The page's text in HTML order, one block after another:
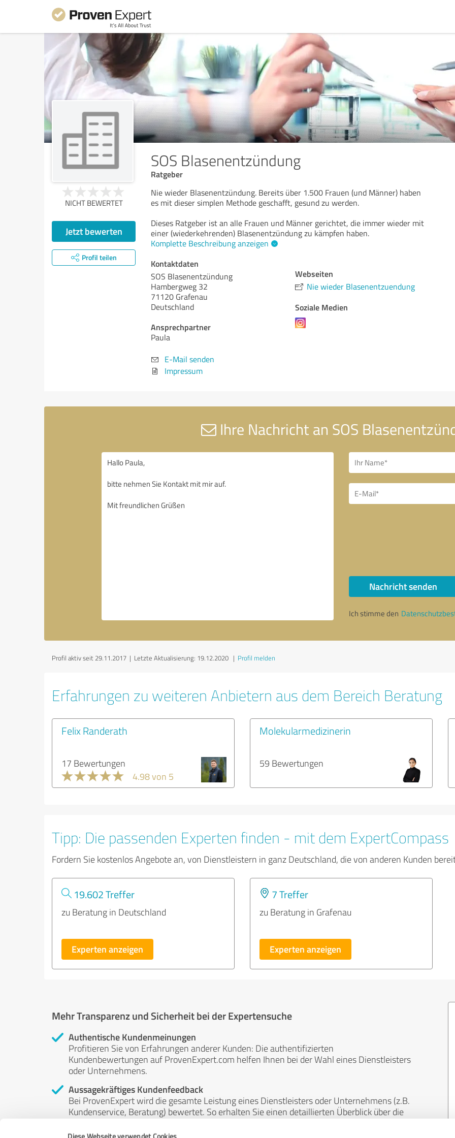
SOS Blasenentzündung
Ratgeber
NICHT BEWERTET
Jetzt bewerten
Profil teilen
Nie wieder Blasenentzündung. Bereits über 1.500 Frauen (und Männer) haben
es mit dieser simplen Methode geschafft, gesund zu werden.
Dieses Ratgeber ist an alle Frauen und Männer gerichtet, die immer wieder mit
einer (wiederkehrenden) Blasenentzündung zu kämpfen haben.
Komplette Beschreibung anzeigen
Kontaktdaten
SOS Blasenentzündung
Hambergweg 32
71120 Grafenau
Deutschland
Ansprechpartner
Paula
E-Mail senden
Impressum
Webseiten
Nie wieder Blasenentzuendung
Soziale Medien
Ihre Nachricht an SOS
Nachricht senden
Ich stimme den
Profil aktiv seit 29.11.2017 | Letzte Aktualisierung: 19.12.2020 | Profil melden
Erfahrungen zu weiteren Anbietern aus dem Bereich Beratung
Felix Randerath
17 Bewertungen
4.98 von 5
Molekularmedizinerin
59 Bewertungen
Tipp: Die passenden Experten finden - mit dem ExpertCompass
Fordern Sie kostenlos Angebote an, von Dienstleistern in ganz Deutschland, die von anderen Kunden
19.602 Treffer
zu Beratung in Deutschland
Experten anzeigen
7 Treffer
zu Beratung in Grafenau
Experten anzeigen
Mehr Transparenz und Sicherheit bei der Expertensuche
Authentische Kundenmeinungen
Profitieren Sie von Erfahrungen anderer Kunden: Die authentifizierten
Kundenbewertungen auf ProvenExpert.com helfen Ihnen bei der Wahl eines Dienstleisters
oder Unternehmens.
Aussagekräftiges Kundenfeedback
Bei ProvenExpert wird die gesamte Leistung eines Dienstleisters oder Unternehmens (z.B.
Kundenservice, Beratung) bewertet. So erhalten Sie einen detaillierten Überblick über die